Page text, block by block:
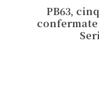
PB63,